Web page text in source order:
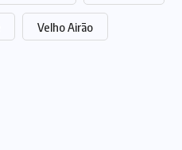
Velho Airão